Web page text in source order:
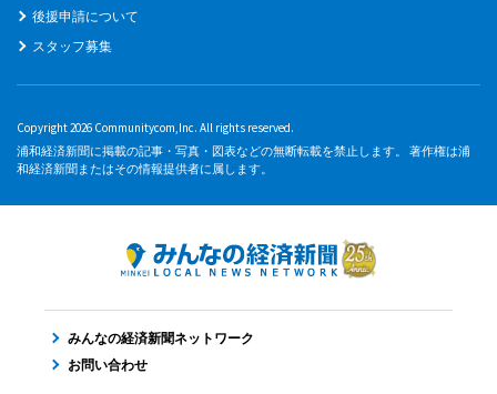
後援申請について
スタッフ募集
Copyright 2026 Communitycom,Inc. All rights reserved.
浦和経済新聞に掲載の記事・写真・図表などの無断転載を禁止します。 著作権は浦
和経済新聞またはその情報提供者に属します。
みんなの経済新聞ネットワーク
お問い合わせ